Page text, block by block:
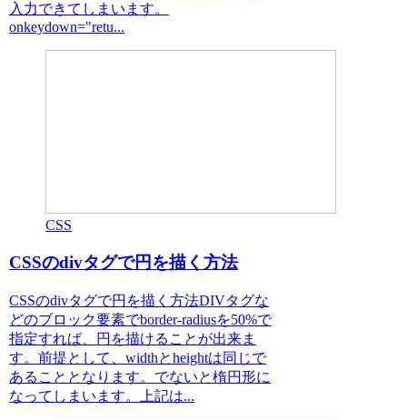
入力できてしまいます。
onkeydown="retu...
CSS
CSSのdivタグで円を描く方法
CSSのdivタグで円を描く方法DIVタグな
どのブロック要素でborder-radiusを50%で
指定すれば、円を描けることが出来ま
す。前提として、widthとheightは同じで
あることとなります。でないと楕円形に
なってしまいます。上記は...